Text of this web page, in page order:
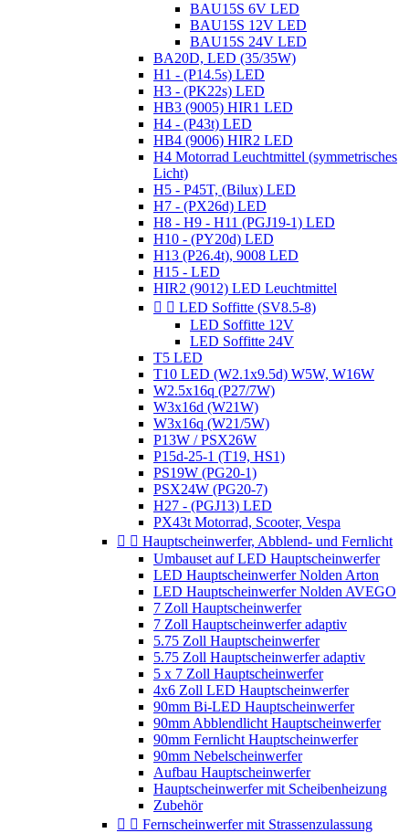
BAU15S 6V LED
BAU15S 12V LED
BAU15S 24V LED
BA20D, LED (35/35W)
H1 - (P14.5s) LED
H3 - (PK22s) LED
HB3 (9005) HIR1 LED
H4 - (P43t) LED
HB4 (9006) HIR2 LED
H4 Motorrad Leuchtmittel (symmetrisches
Licht)
H5 - P45T, (Bilux) LED
H7 - (PX26d) LED
H8 - H9 - H11 (PGJ19-1) LED
H10 - (PY20d) LED
H13 (P26.4t), 9008 LED
H15 - LED
HIR2 (9012) LED Leuchtmittel
  LED Soffitte (SV8.5-8)
LED Soffitte 12V
LED Soffitte 24V
T5 LED
T10 LED (W2.1x9.5d) W5W, W16W
W2.5x16q (P27/7W)
W3x16d (W21W)
W3x16q (W21/5W)
P13W / PSX26W
P15d-25-1 (T19, HS1)
PS19W (PG20-1)
PSX24W (PG20-7)
H27 - (PGJ13) LED
PX43t Motorrad, Scooter, Vespa
  Hauptscheinwerfer, Abblend- und Fernlicht
Umbauset auf LED Hauptscheinwerfer
LED Hauptscheinwerfer Nolden Arton
LED Hauptscheinwerfer Nolden AVEGO
7 Zoll Hauptscheinwerfer
7 Zoll Hauptscheinwerfer adaptiv
5.75 Zoll Hauptscheinwerfer
5.75 Zoll Hauptscheinwerfer adaptiv
5 x 7 Zoll Hauptscheinwerfer
4x6 Zoll LED Hauptscheinwerfer
90mm Bi-LED Hauptscheinwerfer
90mm Abblendlicht Hauptscheinwerfer
90mm Fernlicht Hauptscheinwerfer
90mm Nebelscheinwerfer
Aufbau Hauptscheinwerfer
Hauptscheinwerfer mit Scheibenheizung
Zubehör
  Fernscheinwerfer mit Strassenzulassung